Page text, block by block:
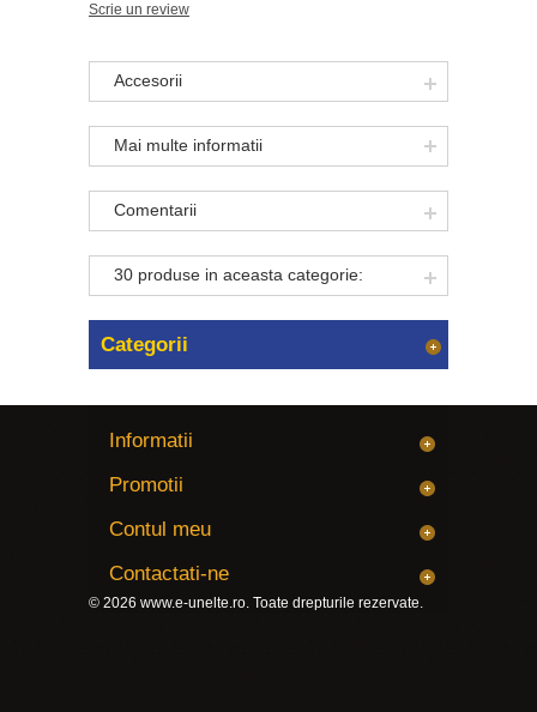
Scrie un review
Accesorii
Mai multe informatii
Comentarii
30 produse in aceasta categorie:
Categorii
Informatii
Promotii
Contul meu
Contactati-ne
© 2026 www.e-unelte.ro. Toate drepturile rezervate.